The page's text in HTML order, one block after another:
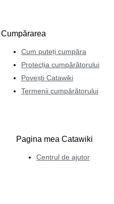
Cumpărarea
Cum puteți cumpăra
Protecția cumpărătorului
Povești Catawiki
Termenii cumpărătorului
Pagina mea Catawiki
Centrul de ajutor